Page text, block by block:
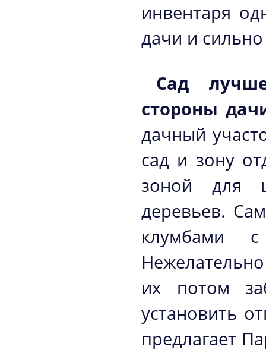
инвентаря
дачи и сильно
Сад
стороны
дачный
сад и зону
зоной для
деревьев.
клумбами
их потом
установить
предлагает